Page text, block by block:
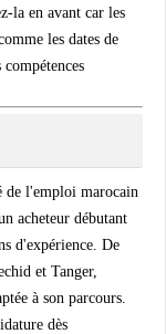
la en avant car les
les dates de
de l'emploi marocain
acheteur débutant
d'expérience. De
et Tanger,
à son parcours.
dès